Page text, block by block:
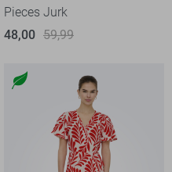
Pieces Jurk
48,00 59,99